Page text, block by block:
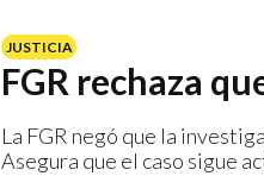
JUSTICIA
FGR rechaza
La FGR negó que la
Asegura que el caso sigue